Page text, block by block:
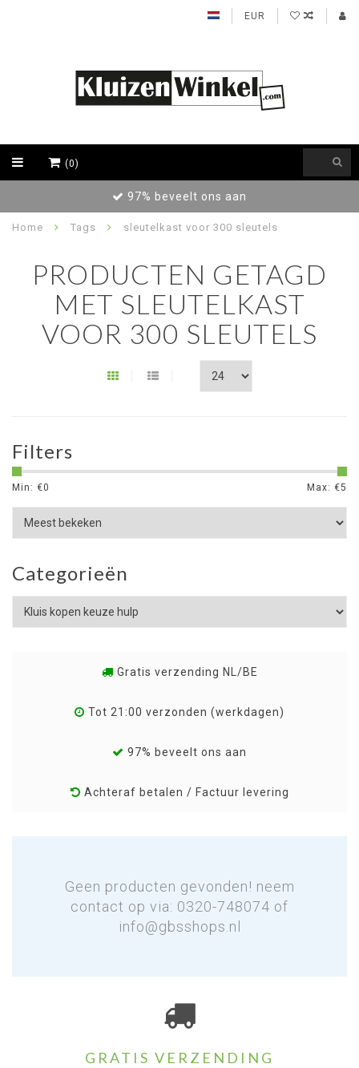
EUR
(0)
97% beveelt ons aan
Home Tags sleutelkast voor 300 sleutels
PRODUCTEN GETAGD
MET SLEUTELKAST
VOOR 300 SLEUTELS
Filters
Min: €0 Max: €5
Categorieën
Gratis verzending NL/BE
Tot 21:00 verzonden (werkdagen)
97% beveelt ons aan
Achteraf betalen / Factuur levering
Geen producten gevonden! neem
contact op via: 0320-748074 of
info@gbsshops.nl
GRATIS VERZENDING